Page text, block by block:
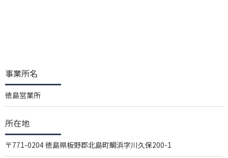
事業所名
徳島営業所
所在地
〒771-0204 徳島県板野郡北島町鯛浜字川久保200-1